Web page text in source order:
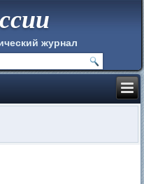
журнал